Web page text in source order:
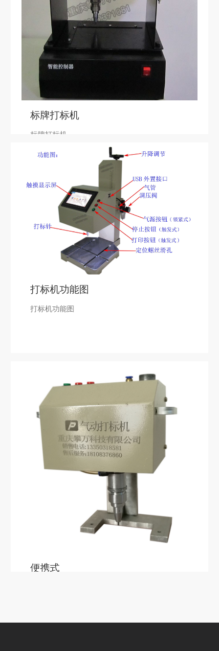
标牌打标机
标牌打标机
打标机功能图
打标机功能图
便携式